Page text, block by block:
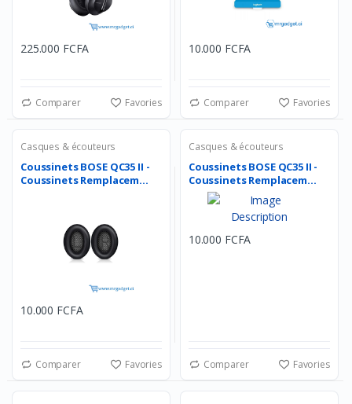
225.000 FCFA
Comparer Favories
10.000 FCFA
Comparer Favories
Casques & écouteurs
Coussinets BOSE QC35 II -
Coussinets Remplacem...
10.000 FCFA
Comparer Favories
Casques & écouteurs
Coussinets BOSE QC35 II -
Coussinets Remplacem...
10.000 FCFA
Comparer Favories